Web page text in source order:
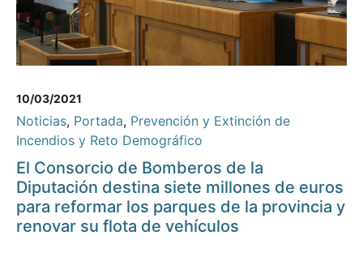
10/03/2021
Noticias, Portada, Prevención y Extinción de
Incendios y Reto Demográfico
El Consorcio de Bomberos de la
Diputación destina siete millones de euros
para reformar los parques de la provincia y
renovar su flota de vehículos